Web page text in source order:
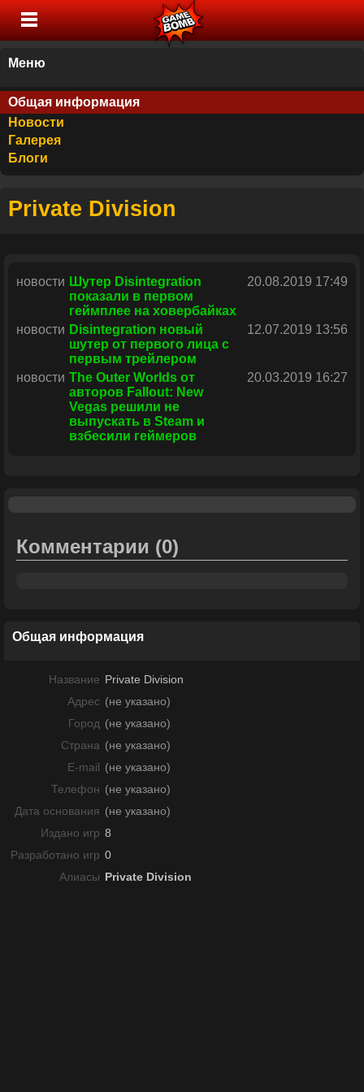
Меню
Общая информация
Новости
Галерея
Блоги
Private Division
новости Шутер Disintegration
показали в первом
геймплее на ховербайках
20.08.2019 17:49
новости Disintegration новый
шутер от первого лица с
первым трейлером
12.07.2019 13:56
новости The Outer Worlds от
авторов Fallout: New
Vegas решили не
выпускать в Steam и
взбесили геймеров
20.03.2019 16:27
Комментарии (0)
Общая информация
Название Private Division
Адрес (не указано)
Город (не указано)
Страна (не указано)
E-mail (не указано)
Телефон (не указано)
Дата основания (не указано)
Издано игр 8
Разработано игр 0
Алиасы Private Division